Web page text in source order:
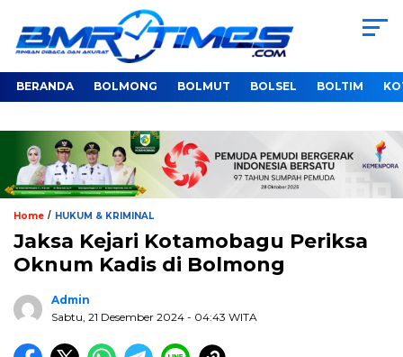
BERANDA BOLMONG BOLMUT BOLSEL BOLTIM
Home / HUKUM & KRIMINAL
Jaksa Kejari Kotamobagu Periksa
Oknum Kadis di Bolmong
Admin
Sabtu, 21 Desember 2024 - 04:43 WITA